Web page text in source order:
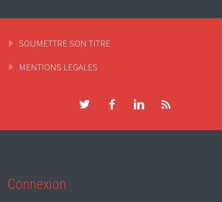
SOUMETTRE SON TITRE
MENTIONS LEGALES
Connexion